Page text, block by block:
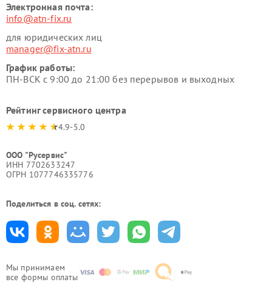
Мы принимаем
все формы оплаты
Электронная почта:
info@atn-fix.ru
для юридических лиц
manager@fix-atn.ru
График работы:
ПН-ВСК с 9:00 до 21:00 без перерывов и выходных
Рейтинг сервисного центра
4.9-5.0
ООО "Русервис"
ИНН 7702633247
ОГРН 1077746335776
Поделиться в соц. сетях: